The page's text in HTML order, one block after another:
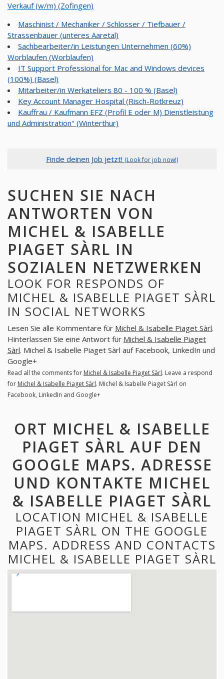
Verkauf (w/m) (Zofingen)
Maschinist / Mechaniker / Schlosser / Tiefbauer /
Strassenbauer (unteres Aaretal)
Sachbearbeiter/in Leistungen Unternehmen (60%)
Worblaufen (Worblaufen)
IT Support Professional for Mac and Windows devices
(100%) (Basel)
Mitarbeiter/in Werkateliers 80 - 100 % (Basel)
Key Account Manager Hospital (Risch-Rotkreuz)
Kauffrau / Kaufmann EFZ (Profil E oder M) Dienstleistung
und Administration" (Winterthur)
Finde deinen Job jetzt! (Look for job now!)
SUCHEN SIE NACH
ANTWORTEN VON
MICHEL & ISABELLE
PIAGET SÀRL IN
SOZIALEN NETZWERKEN
LOOK FOR RESPONDS OF
MICHEL & ISABELLE PIAGET SÀRL
IN SOCIAL NETWORKS
Lesen Sie alle Kommentare für Michel & Isabelle Piaget Sàrl.
Hinterlassen Sie eine Antwort für Michel & Isabelle Piaget
Sàrl. Michel & Isabelle Piaget Sàrl auf Facebook, LinkedIn und
Google+
Read all the comments for Michel & Isabelle Piaget Sàrl. Leave a respond
for Michel & Isabelle Piaget Sàrl. Michel & Isabelle Piaget Sàrl on
Facebook, LinkedIn and Google+
ORT MICHEL & ISABELLE
PIAGET SÀRL AUF DEN
GOOGLE MAPS. ADRESSE
UND KONTAKTE MICHEL
& ISABELLE PIAGET SÀRL
LOCATION MICHEL & ISABELLE
PIAGET SÀRL ON THE GOOGLE
MAPS. ADDRESS AND CONTACTS
MICHEL & ISABELLE PIAGET SÀRL